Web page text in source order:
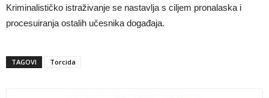
Kriminalističko istraživanje se nastavlja s ciljem pronalaska i
procesuiranja ostalih učesnika događaja.
TAGOVI Torcida